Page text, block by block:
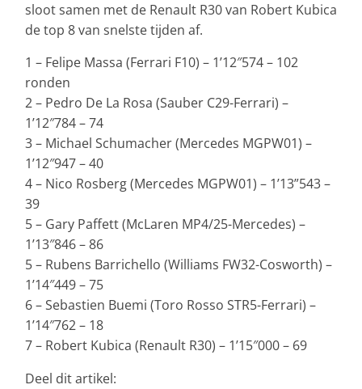
sloot samen met de Renault R30 van Robert Kubica
de top 8 van snelste tijden af.
1 – Felipe Massa (Ferrari F10) – 1’12″574 – 102
ronden
2 – Pedro De La Rosa (Sauber C29-Ferrari) –
1’12″784 – 74
3 – Michael Schumacher (Mercedes MGPW01) –
1’12″947 – 40
4 – Nico Rosberg (Mercedes MGPW01) – 1’13”543 –
39
5 – Gary Paffett (McLaren MP4/25-Mercedes) –
1’13″846 – 86
5 – Rubens Barrichello (Williams FW32-Cosworth) –
1’14″449 – 75
6 – Sebastien Buemi (Toro Rosso STR5-Ferrari) –
1’14″762 – 18
7 – Robert Kubica (Renault R30) – 1’15″000 – 69
Deel dit artikel: